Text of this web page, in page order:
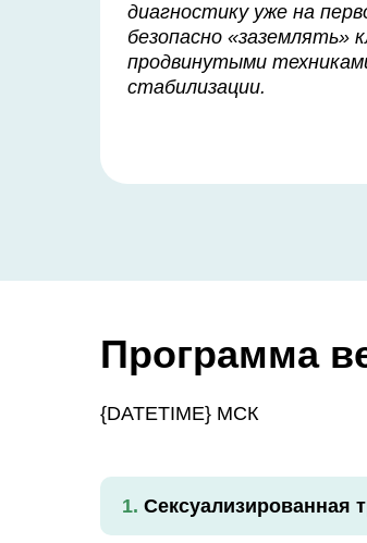
диагностику уже на
безопасно «заземлять»
продвинутыми
стабилизации.
{DATETIME} МСК
Программа
1. Сексуализированная